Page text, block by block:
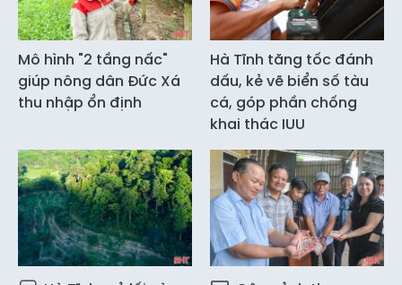
Mô hình "2 tầng nấc"
giúp nông dân Đức Xá
thu nhập ổn định
Hà Tĩnh tăng tốc đánh
dấu, kẻ vẽ biển số tàu
cá, góp phần chống
khai thác IUU